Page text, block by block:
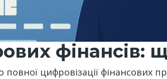
фінансів:
повної цифровізації фінансових